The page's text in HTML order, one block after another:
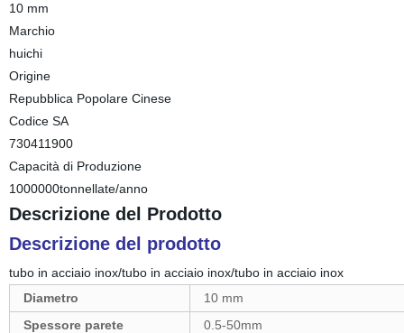
10 mm
Marchio
huichi
Origine
Repubblica Popolare Cinese
Codice SA
730411900
Capacità di Produzione
1000000tonnellate/anno
Descrizione del Prodotto
Descrizione del prodotto
tubo in acciaio inox/tubo in acciaio inox/tubo in acciaio inox
Diametro
10 mm
Spessore parete
0.5-50mm